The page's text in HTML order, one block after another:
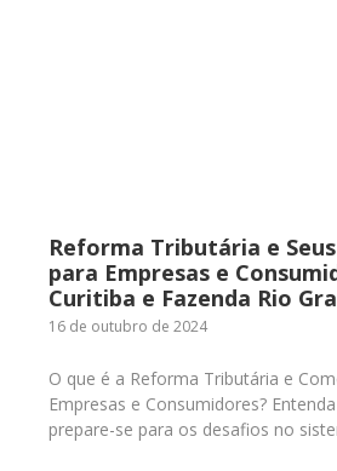
Reforma Tributária e
para Empresas e
Curitiba e Fazenda Rio
16 de outubro de 2024
O que é a Reforma Tributária e
Empresas e Consumidores?
prepare-se para os desafios no